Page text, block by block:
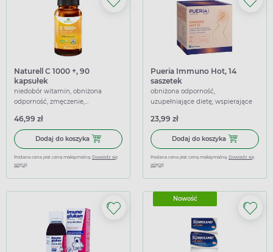
Naturell C 1000 +, 90
kapsułek
niedobór witamin, obniżona
odporność, zmęczenie,
46,99 zł
Dodaj do koszyka Dodaj do koszyka Naturell C 1000 +, 90 kapsułek
Podana cena jest ceną maksymalną. Dowiedz się
więcej
Pueria Immuno Hot, 14
saszetek
obniżona odporność,
uzupełniające dietę, wspierające
23,99 zł
Dodaj do koszyka Dodaj do
Podana cena jest ceną maksymalną. Dowiedz się
więcej
Nowość